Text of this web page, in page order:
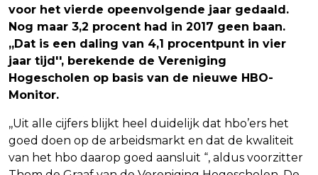
voor het vierde opeenvolgende jaar gedaald.
Nog maar 3,2 procent had in 2017 geen baan.
,,Dat is een daling van 4,1 procentpunt in vier
jaar tijd'', berekende de Vereniging
Hogescholen op basis van de nieuwe HBO-
Monitor.
,,Uit alle cijfers blijkt heel duidelijk dat hbo’ers het
goed doen op de arbeidsmarkt en dat de kwaliteit
van het hbo daarop goed aansluit “, aldus voorzitter